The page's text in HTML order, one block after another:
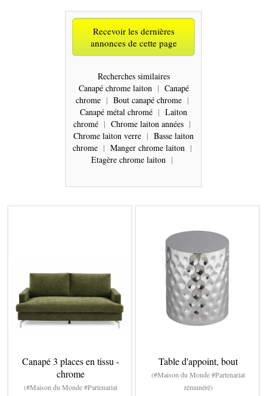
Recevoir les dernières
annonces de cette page
Recherches similaires
Canapé chrome laiton | Canapé
chrome | Bout canapé chrome |
Canapé métal chromé | Laiton
chromé | Chrome laiton années |
Chrome laiton verre | Basse laiton
chrome | Manger chrome laiton |
Etagère chrome laiton |
Canapé 3 places en tissu -
chrome
(#Maison du Monde #Partenariat
Table d'appoint, bout
(#Maison du Monde #Partenariat
rémunéré)